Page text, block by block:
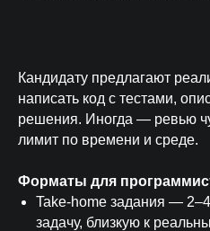
Кандидату предлагают
написать код с тестами,
решения. Иногда — ревью
лимит по времени и среде.
Форматы для
Take-home задания —
задачу, близкую к